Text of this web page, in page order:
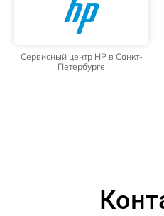
Сервисный центр HP в Санкт-
Петербурге